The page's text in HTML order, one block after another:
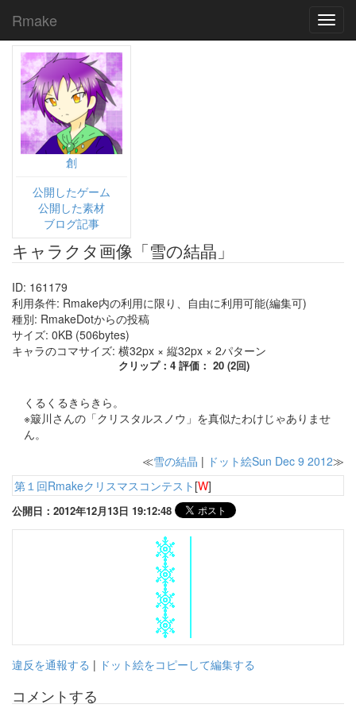
Rmake
創
公開したゲーム
公開した素材
ブログ記事
キャラクタ画像「雪の結晶」
ID: 161179
利用条件: Rmake内の利用に限り、自由に利用可能(編集可)
種別: RmakeDotからの投稿
サイズ: 0KB (506bytes)
キャラのコマサイズ: 横32px × 縦32px × 2パターン
クリップ：4 評価： 20 (2回)
くるくるきらきら。
※簸川さんの「クリスタルスノウ」を真似たわけじゃありませ
ん。
≪雪の結晶 | ドット絵Sun Dec 9 2012≫
第１回Rmakeクリスマスコンテスト [W]
公開日：2012年12月13日 19:12:48
違反を通報する | ドット絵をコピーして編集する
コメントする